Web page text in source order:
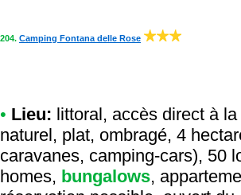
204. Camping Fontana delle Rose
• Lieu: littoral, accès direct à
naturel, plat, ombragé, 4
caravanes, camping-cars), 50
homes, bungalows,